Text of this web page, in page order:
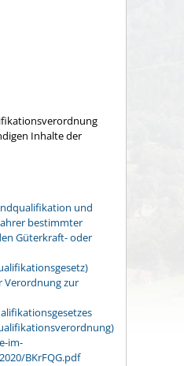
Inhalte der
und
bestimmter
Güterkraft- oder
Verordnung zur
im-
BKrFQG.pdf